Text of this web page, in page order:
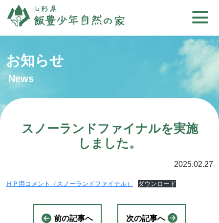
お知らせ
News
スノーランドファイナルを実施
しました。
2025.02.27
ＨＰ用コメント（スノーランドファイナル） ダウンロード
前の記事へ 次の記事へ